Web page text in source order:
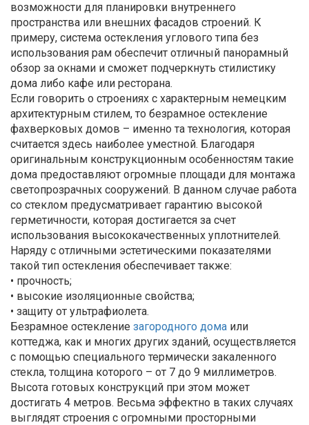
возможности для планировки внутреннего
пространства или внешних фасадов строений. К
примеру, система остекления углового типа без
использования рам обеспечит отличный панорамный
обзор за окнами и сможет подчеркнуть стилистику
дома либо кафе или ресторана.
Если говорить о строениях с характерным немецким
архитектурным стилем, то безрамное остекление
фахверковых домов – именно та технология, которая
считается здесь наиболее уместной. Благодаря
оригинальным конструкционным особенностям такие
дома предоставляют огромные площади для монтажа
светопрозрачных сооружений. В данном случае работа
со стеклом предусматривает гарантию высокой
герметичности, которая достигается за счет
использования высококачественных уплотнителей.
Наряду с отличными эстетическими показателями
такой тип остекления обеспечивает также:
• прочность;
• высокие изоляционные свойства;
• защиту от ультрафиолета.
Безрамное остекление загородного дома или
коттеджа, как и многих других зданий, осуществляется
с помощью специального термически закаленного
стекла, толщина которого – от 7 до 9 миллиметров.
Высота готовых конструкций при этом может
достигать 4 метров. Весьма эффектно в таких случаях
выглядят строения с огромными просторными